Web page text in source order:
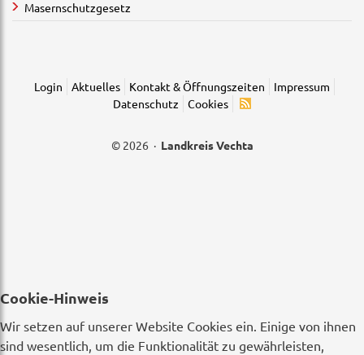
Masernschutzgesetz
Login Aktuelles Kontakt & Öffnungszeiten
Impressum
Datenschutz
Cookies
© 2026 · Landkreis Vechta
Cookie-Hinweis
Wir setzen auf unserer Website Cookies ein. Einige von ihnen
sind wesentlich, um die Funktionalität zu gewährleisten,